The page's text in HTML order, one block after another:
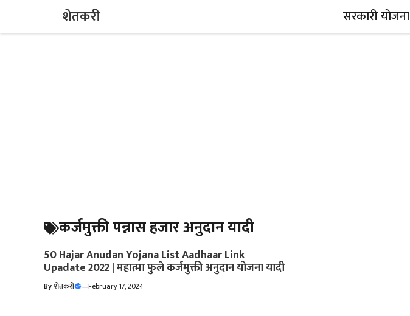
शेतकरी सरकारी योजना
कर्जमुक्ती पन्नास हजार अनुदान यादी
50 Hajar Anudan Yojana List Aadhaar Link
Upadate 2022 | महात्मा फुले कर्जमुक्ती अनुदान योजना यादी
Byशेतकरी —February 17, 2024